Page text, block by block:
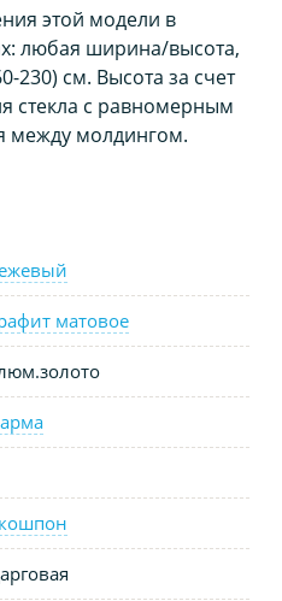
этой модели в
любая ширина/высота,
230) см. Высота за счет
стекла с равномерным
между молдингом.
матовое